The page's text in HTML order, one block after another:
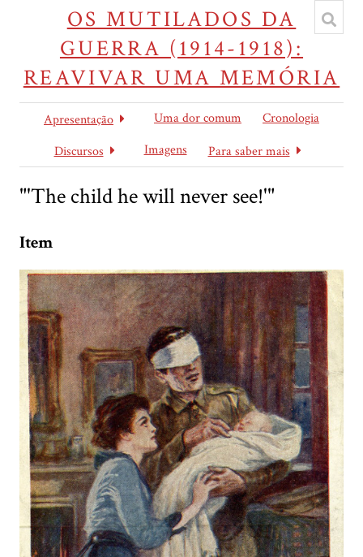
OS MUTILADOS DA
GUERRA (1914-1918):
REAVIVAR UMA MEMÓRIA
Apresentação Uma dor comum
Cronologia
Discursos
Imagens Para saber mais
"'The child he will never see!'"
Item